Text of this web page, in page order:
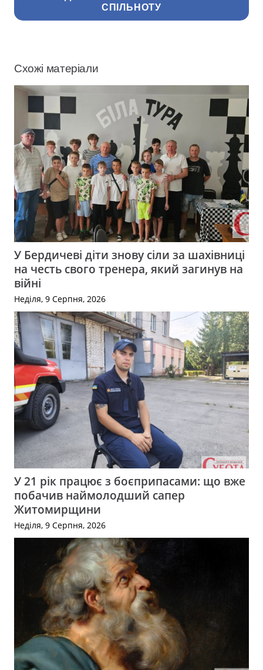
СПІЛЬНОТУ
Схожі матеріали
У Бердичеві діти знову сіли за шахівниці
на честь свого тренера, який загинув на
війні
Неділя, 9 Серпня, 2026
У 21 рік працює з боєприпасами: що вже
побачив наймолодший сапер
Житомирщини
Неділя, 9 Серпня, 2026